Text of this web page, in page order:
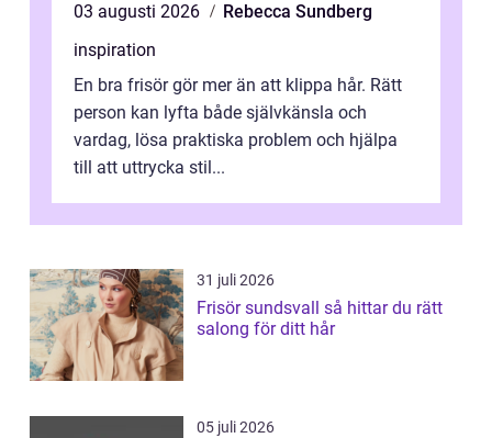
03 augusti 2026
Rebecca Sundberg
inspiration
En bra frisör gör mer än att klippa hår. Rätt
person kan lyfta både självkänsla och
vardag, lösa praktiska problem och hjälpa
till att uttrycka stil...
31 juli 2026
Frisör sundsvall så hittar du rätt
salong för ditt hår
05 juli 2026